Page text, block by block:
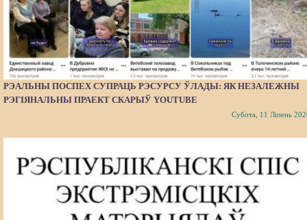
РЭАЛЬНЫ ПОСПЕХ СУПРАЦЬ РЭСУРСУ ЎЛАДЫ: ЯК НЕЗАЛЕЖНЫ
РЭГІЯНАЛЬНЫ ПРАЕКТ СКАРЫЎ YOUTUBE
Субота, 11 Ліпень